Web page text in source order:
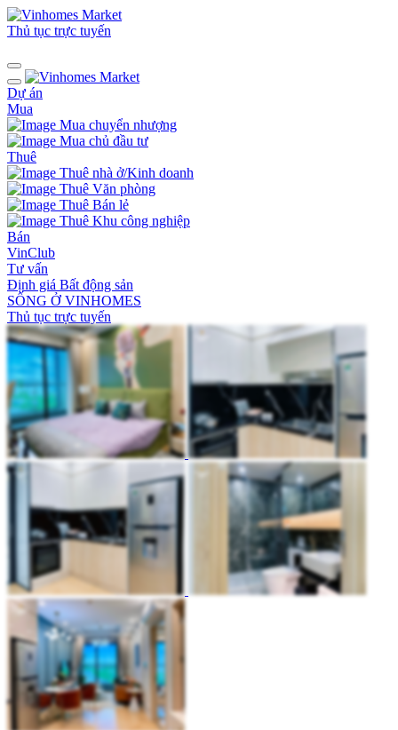
Thủ tục trực tuyến
Dự án
Mua
Mua chuyển nhượng
Mua chủ đầu tư
Thuê
Thuê nhà ở/Kinh doanh
Thuê Văn phòng
Thuê Bán lẻ
Thuê Khu công nghiệp
Bán
VinClub
Tư vấn
Định giá Bất động sản
SỐNG Ở VINHOMES
Thủ tục trực tuyến